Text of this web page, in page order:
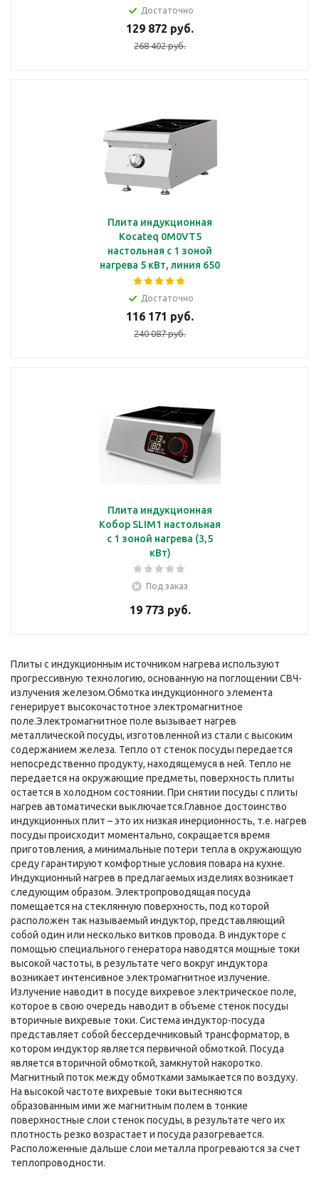
Достаточно
129 872 руб.
268 402 руб.
Плита индукционная
Kocateq 0M0VT5
настольная с 1 зоной
нагрева 5 кВт, линия 650
Достаточно
116 171 руб.
240 087 руб.
Плита индукционная
Кобор SLIM1 настольная
с 1 зоной нагрева (3,5
кВт)
Под заказ
19 773 руб.
Плиты с индукционным источником нагрева используют
прогрессивную технологию, основанную на поглощении СВЧ-
излучения железом.Обмотка индукционного элемента
генерирует высокочастотное электромагнитное
поле.Электромагнитное поле вызывает нагрев
металлической посуды, изготовленной из стали с высоким
содержанием железа. Тепло от стенок посуды передается
непосредственно продукту, находящемуся в ней. Тепло не
передается на окружающие предметы, поверхность плиты
остается в холодном состоянии. При снятии посуды с плиты
нагрев автоматически выключается.Главное достоинство
индукционных плит – это их низкая инерционность, т.е. нагрев
посуды происходит моментально, сокращается время
приготовления, а минимальные потери тепла в окружающую
среду гарантируют комфортные условия повара на кухне.
Индукционный нагрев в предлагаемых изделиях возникает
следующим образом. Электропроводящая посуда
помещается на стеклянную поверхность, под которой
расположен так называемый индуктор, представляющий
собой один или несколько витков провода. В индукторе с
помощью специального генератора наводятся мощные токи
высокой частоты, в результате чего вокруг индуктора
возникает интенсивное электромагнитное излучение.
Излучение наводит в посуде вихревое электрическое поле,
которое в свою очередь наводит в объеме стенок посуды
вторичные вихревые токи. Система индуктор-посуда
представляет собой бессердечниковый трансформатор, в
котором индуктор является первичной обмоткой. Посуда
является вторичной обмоткой, замкнутой накоротко.
Магнитный поток между обмотками замыкается по воздуху.
На высокой частоте вихревые токи вытесняются
образованным ими же магнитным полем в тонкие
поверхностные слои стенок посуды, в результате чего их
плотность резко возрастает и посуда разогревается.
Расположенные дальше слои металла прогреваются за счет
теплопроводности.